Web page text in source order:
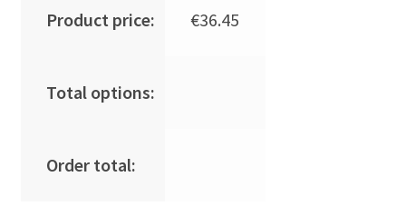
Product price: €36.45
Total options:
Order total: